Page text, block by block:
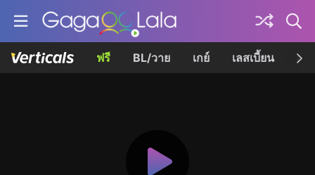
ฟรี BL/วาย เกย์ เลสเบี้ยน เค